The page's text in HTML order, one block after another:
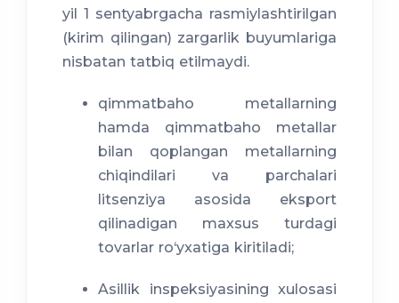
yil 1 sentyabrgacha rasmiylashtirilgan
(kirim qilingan) zargarlik buyumlariga
nisbatan tatbiq etilmaydi.
qimmatbaho metallarning
hamda qimmatbaho metallar
bilan qoplangan metallarning
chiqindilari va parchalari
litsenziya asosida eksport
qilinadigan maxsus turdagi
tovarlar ro‘yxatiga kiritiladi;
Asillik inspeksiyasining xulosasi